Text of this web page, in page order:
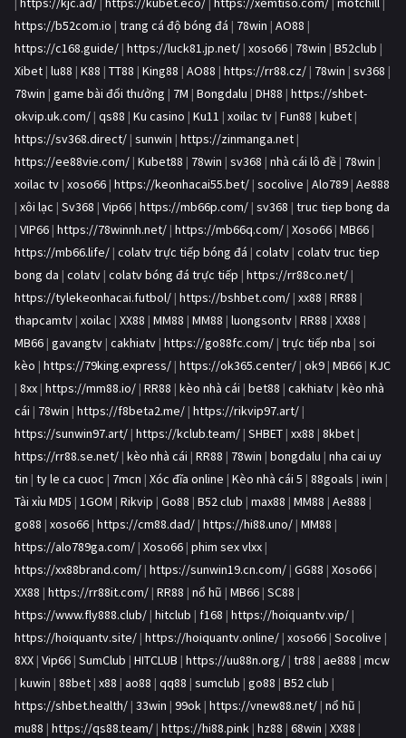
https://b52com.io | trang cá độ bóng đá | 78win | AO88 |
https://c168.guide/ | https://luck81.jp.net/ | xoso66 | 78win | B52club |
Xibet | lu88 | K88 | TT88 | King88 | AO88 | https://rr88.cz/ | 78win | sv368 |
78win | game bài đổi thưởng | 7M | Bongdalu | DH88 | https://shbet-
okvip.uk.com/ | qs88 | Ku casino | Ku11 | xoilac tv | Fun88 | kubet |
https://sv368.direct/ | sunwin | https://zinmanga.net |
https://ee88vie.com/ | Kubet88 | 78win | sv368 | nhà cái lô đề | 78win |
xoilac tv | xoso66 | https://keonhacai55.bet/ | socolive | Alo789 | Ae888
| xôi lạc | Sv368 | Vip66 | https://mb66p.com/ | sv368 | truc tiep bong da
| VIP66 | https://78winnh.net/ | https://mb66q.com/ | Xoso66 | MB66 |
https://mb66.life/ | colatv trực tiếp bóng đá | colatv | colatv truc tiep
bong da | colatv | colatv bóng đá trực tiếp | https://rr88co.net/ |
https://tylekeonhacai.futbol/ | https://bshbet.com/ | xx88 | RR88 |
thapcamtv | xoilac | XX88 | MM88 | MM88 | luongsontv | RR88 | XX88 |
MB66 | gavangtv | cakhiatv | https://go88fc.com/ | trực tiếp nba | soi
kèo | https://79king.express/ | https://ok365.center/ | ok9 | MB66 | KJC
| 8xx | https://mm88.io/ | RR88 | kèo nhà cái | bet88 | cakhiatv | kèo nhà
cái | 78win | https://f8beta2.me/ | https://rikvip97.art/ |
https://sunwin97.art/ | https://kclub.team/ | SHBET | xx88 | 8kbet |
https://rr88.se.net/ | kèo nhà cái | RR88 | 78win | bongdalu | nha cai uy
tin | ty le ca cuoc | 7mcn | Xóc đĩa online | Kèo nhà cái 5 | 88goals | iwin |
Tài xỉu MD5 | 1GOM | Rikvip | Go88 | B52 club | max88 | MM88 | Ae888 |
go88 | xoso66 | https://cm88.dad/ | https://hi88.uno/ | MM88 |
https://alo789ga.com/ | Xoso66 | phim sex vlxx |
https://xx88brand.com/ | https://sunwin19.cn.com/ | GG88 | Xoso66 |
XX88 | https://rr88it.com/ | RR88 | nổ hũ | MB66 | SC88 |
https://www.fly888.club/ | hitclub | f168 | https://hoiquantv.vip/ |
https://hoiquantv.site/ | https://hoiquantv.online/ | xoso66 | Socolive |
8XX | Vip66 | SumClub | HITCLUB | https://uu88n.org/ | tr88 | ae888 | mcw
| kuwin | 88bet | x88 | ao88 | qq88 | sumclub | go88 | B52 club |
https://shbet.health/ | 33win | 99ok | https://vnew88.net/ | nổ hũ |
mu88 | https://qs88.team/ | https://hi88.pink | hz88 | 68win | XX88 |